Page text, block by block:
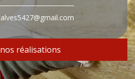
réalisations